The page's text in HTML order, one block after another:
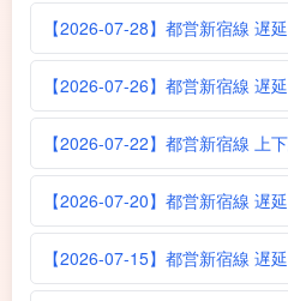
【2026-07-28】都営新宿線 遅延
【2026-07-26】都営新宿線 遅延
【2026-07-22】都営新宿線 上
【2026-07-20】都営新宿線 遅延
【2026-07-15】都営新宿線 遅延